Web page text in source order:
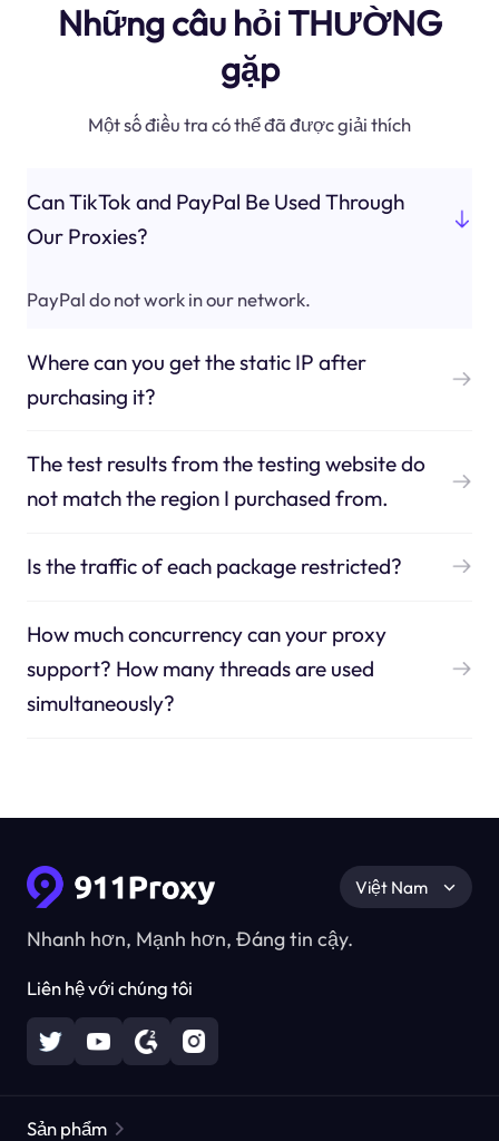
Những câu hỏi THƯỜNG
gặp
Một số điều tra có thể đã được giải thích
Can TikTok and PayPal Be Used Through
Our Proxies?
PayPal do not work in our network.
Where can you get the static IP after
purchasing it?
The test results from the testing website do
not match the region I purchased from.
Is the traffic of each package restricted?
How much concurrency can your proxy
support? How many threads are used
simultaneously?
Nhanh hơn, Mạnh hơn, Đáng tin cậy.
Liên hệ với chúng tôi
Việt Nam
Sản phẩm